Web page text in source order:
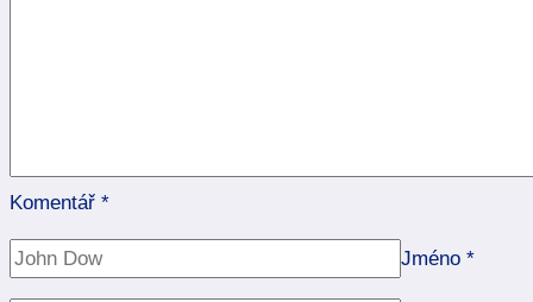
Komentář *
Jméno *